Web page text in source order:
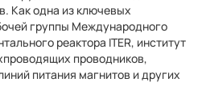
Как одна из ключевых
группы Международного
реактора ITER, институт
проводников,
питания магнитов и других